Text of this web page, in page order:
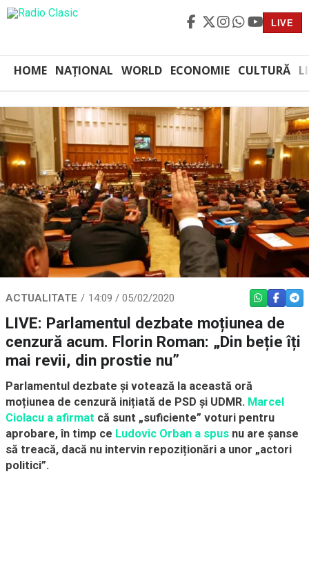
LIVE
HOME NAȚIONAL WORLD ECONOMIE CULTURĂ
ACTUALITATE 14:09 / 05/02/2020 WHATSAPP
LIVE: Parlamentul dezbate moțiunea de
cenzură acum. Florin Roman: „Din beție îți
mai revii, din prostie nu”
Parlamentul dezbate și votează la această oră
moțiunea de cenzură inițiată de PSD și UDMR. Marcel
Ciolacu a afirmat că sunt „suficiente” voturi pentru
aprobare, în timp ce Ludovic Orban a spus nu are șanse
să treacă, dacă nu intervin repoziționări a unor „actori
politici”.